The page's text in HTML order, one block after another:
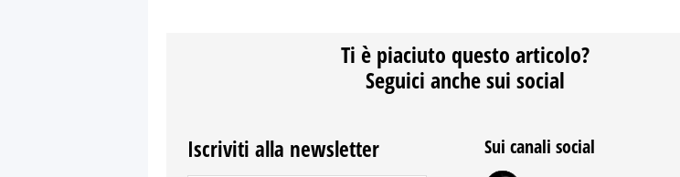
Ti è piaciuto questo articolo?
Seguici anche sui social
Iscriviti alla newsletter Sui canali social